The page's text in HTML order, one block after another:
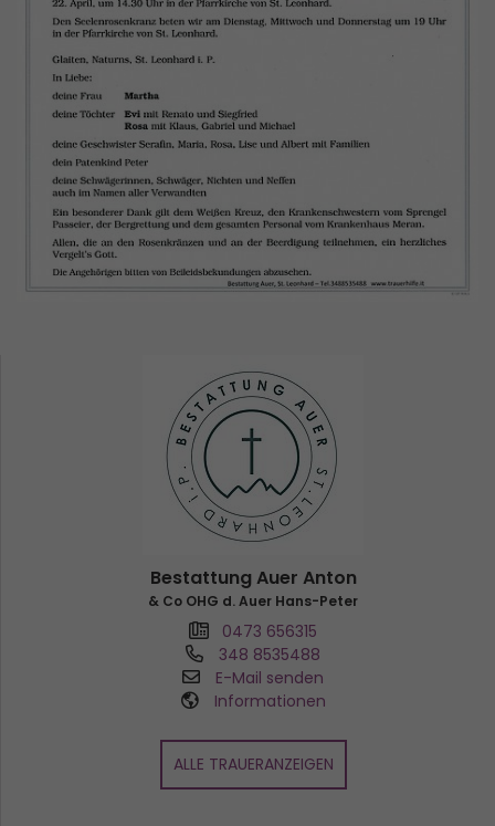
Bestattung Auer Anton
& Co OHG d. Auer Hans-Peter
0473 656315
348 8535488
E-Mail senden
Informationen
ALLE TRAUERANZEIGEN